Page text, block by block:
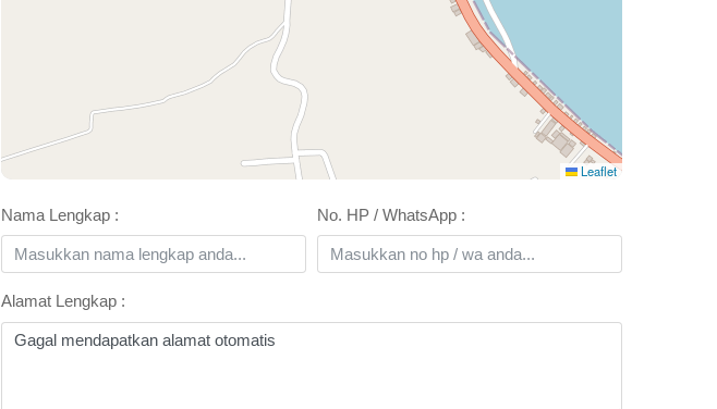
Leaflet
Nama Lengkap : No. HP / WhatsApp :
Alamat Lengkap :